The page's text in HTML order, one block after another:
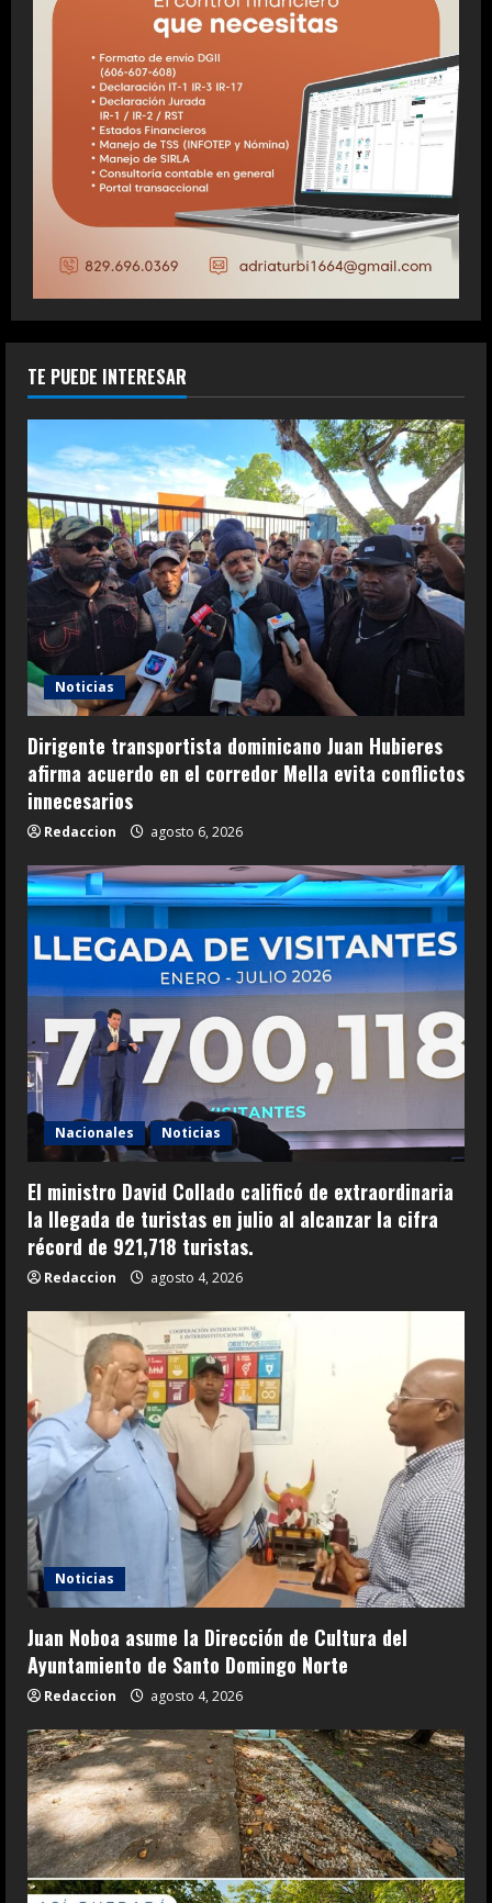
TE PUEDE INTERESAR
Noticias
Dirigente transportista dominicano Juan Hubieres
afirma acuerdo en el corredor Mella evita conflictos
innecesarios
Redaccion agosto 6, 2026
Nacionales Noticias
El ministro David Collado calificó de extraordinaria
la llegada de turistas en julio al alcanzar la cifra
récord de 921,718 turistas.
Redaccion agosto 4, 2026
Noticias
Juan Noboa asume la Dirección de Cultura del
Ayuntamiento de Santo Domingo Norte
Redaccion agosto 4, 2026